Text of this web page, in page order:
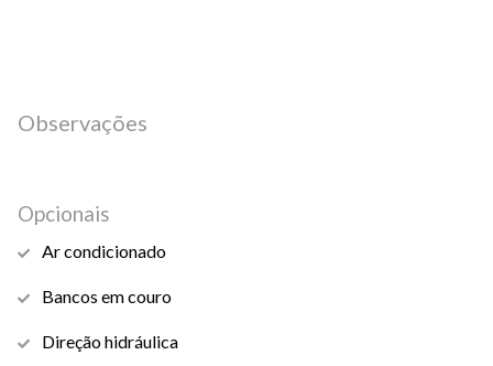
Observações
Opcionais
Ar condicionado
Bancos em couro
Direção hidráulica